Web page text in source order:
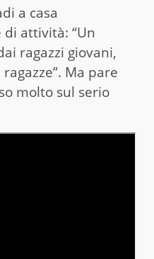
a casa
di attività: “Un
ragazzi giovani,
Ma pare
molto sul serio